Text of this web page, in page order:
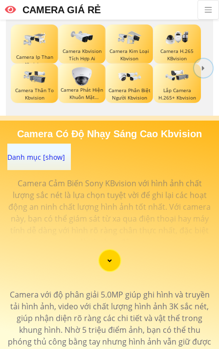
CAMERA GIÁ RẺ
Camera Ip Than
Kbvision
Camera Kbvision
Tích Hợp Ai
Camera Kim Loại
Kbvison
Camera H.265
KBvision
Camera Thân To
Kbvision
Camera Phát Hiện
Khuôn Mặt
Kbvision
Camera Phân Biệt
Người Kbvision
Lắp Camera
H.265+ Kbvision
Camera Có Độ Nhạy Sáng Cao Kbvision
Camera Cảm Biến Sony KBvision với hình ảnh chất
lượng sắc nét là lựa chọn tuyệt vời để ghi lại các hoạt
động an ninh chất lượng hình ảnh tốt nhất. Với camera
này, bạn có thể giám sát từ xa qua điện thoại hay máy
tính dễ dàng với hình rõ ràng chân thực nhất, đặc biệt
Camera với độ phân giải 5.0MP giúp ghi hình và truyền
tải hình ảnh, video với chất lượng hình ảnh 3K sắc nét,
giúp nhận diện rõ ràng các chi tiết và vật thể trong
khung hình. Nhờ 5 triệu điểm ảnh, bạn có thể thu
phóng thủ công bằng tay nhưng hình ảnh vẫn giữ được